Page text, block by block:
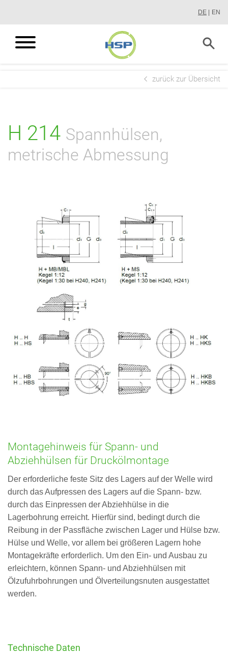
DE EN
zurück zur Übersicht
H 214 Spannhülsen,
metrische Abmessung
Montagehinweis für Spann- und
Abziehhülsen für Druckölmontage
Der erforderliche feste Sitz des Lagers auf der Welle wird
durch das Aufpressen des Lagers auf die Spann- bzw.
durch das Einpressen der Abziehhülse in die
Lagerbohrung erreicht. Hierfür sind, bedingt durch die
Reibung in der Passfläche zwischen Lager und Hülse bzw.
Hülse und Welle, vor allem bei größeren Lagern hohe
Montagekräfte erforderlich. Um den Ein- und Ausbau zu
erleichtern, können Spann- und Abziehhülsen mit
Ölzufuhrbohrungen und Ölverteilungsnuten ausgestattet
werden.
Technische Daten